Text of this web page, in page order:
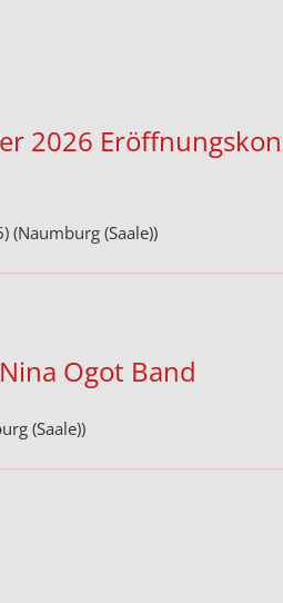
2026
(Naumburg (Saale))
Ogot Band
(Saale))